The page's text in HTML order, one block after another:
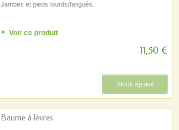
Jambes et pieds lourds/fatigués.
Voir ce produit
11,50 €
Stock épuisé
Baume à lèvres